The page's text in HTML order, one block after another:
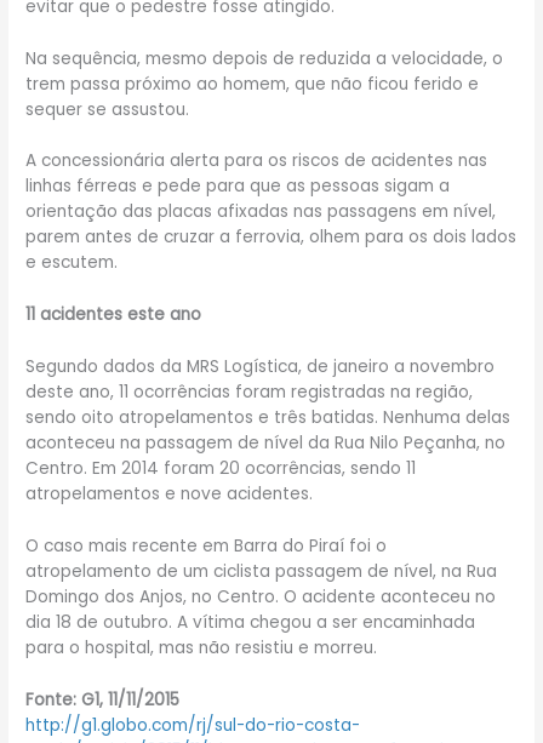
evitar que o pedestre fosse atingido.
Na sequência, mesmo depois de reduzida a velocidade, o
trem passa próximo ao homem, que não ficou ferido e
sequer se assustou.
A concessionária alerta para os riscos de acidentes nas
linhas férreas e pede para que as pessoas sigam a
orientação das placas afixadas nas passagens em nível,
parem antes de cruzar a ferrovia, olhem para os dois lados
e escutem.
11 acidentes este ano
Segundo dados da MRS Logística, de janeiro a novembro
deste ano, 11 ocorrências foram registradas na região,
sendo oito atropelamentos e três batidas. Nenhuma delas
aconteceu na passagem de nível da Rua Nilo Peçanha, no
Centro. Em 2014 foram 20 ocorrências, sendo 11
atropelamentos e nove acidentes.
O caso mais recente em Barra do Piraí foi o
atropelamento de um ciclista passagem de nível, na Rua
Domingo dos Anjos, no Centro. O acidente aconteceu no
dia 18 de outubro. A vítima chegou a ser encaminhada
para o hospital, mas não resistiu e morreu.
Fonte: G1, 11/11/2015
http://g1.globo.com/rj/sul-do-rio-costa-